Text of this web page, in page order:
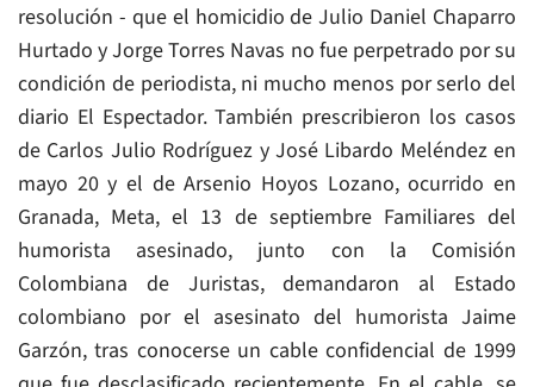
resolución - que el homicidio de Julio Daniel Chaparro
Hurtado y Jorge Torres Navas no fue perpetrado por su
condición de periodista, ni mucho menos por serlo del
diario El Espectador. También prescribieron los casos
de Carlos Julio Rodríguez y José Libardo Meléndez en
mayo 20 y el de Arsenio Hoyos Lozano, ocurrido en
Granada, Meta, el 13 de septiembre Familiares del
humorista asesinado, junto con la Comisión
Colombiana de Juristas, demandaron al Estado
colombiano por el asesinato del humorista Jaime
Garzón, tras conocerse un cable confidencial de 1999